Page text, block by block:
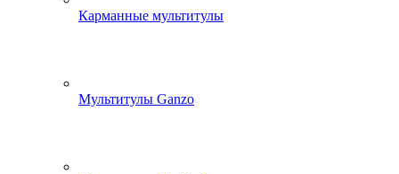
Карманные мультитулы
Мультитулы Ganzo